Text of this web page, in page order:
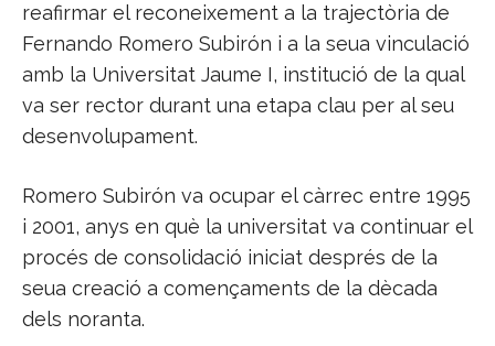
reafirmar el reconeixement a la trajectòria de
Fernando Romero Subirón i a la seua vinculació
amb la Universitat Jaume I, institució de la qual
va ser rector durant una etapa clau per al seu
desenvolupament.
Romero Subirón va ocupar el càrrec entre 1995
i 2001, anys en què la universitat va continuar el
procés de consolidació iniciat després de la
seua creació a començaments de la dècada
dels noranta.